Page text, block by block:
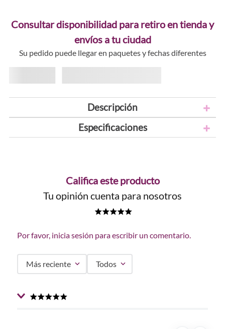
Consultar disponibilidad para retiro en tienda y
envíos a tu ciudad
Su pedido puede llegar en paquetes y fechas diferentes
Descripción
Especificaciones
Califica este producto
Tu opinión cuenta para nosotros
Por favor, inicia sesión para escribir un comentario.
Más reciente Todos